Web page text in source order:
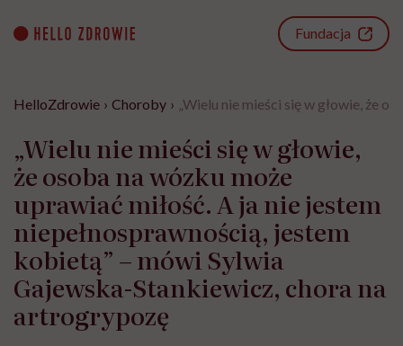
content
Fundacja
HelloZdrowie › Choroby › „Wielu nie mieści się w głowie, że
„Wielu nie mieści się w głowie,
że osoba na wózku może
uprawiać miłość. A ja nie jestem
niepełnosprawnością, jestem
kobietą” – mówi Sylwia
Gajewska-Stankiewicz, chora na
artrogrypozę